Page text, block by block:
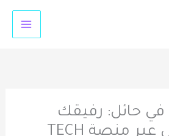
حائل: رفيقك
القانوني الأمثل عبر منصة TECH